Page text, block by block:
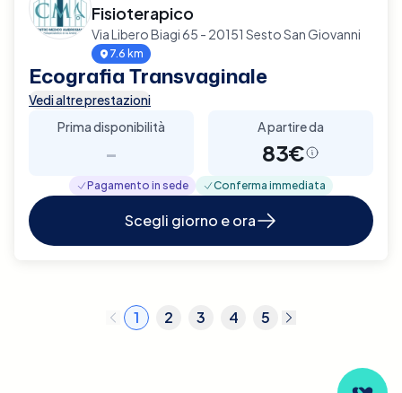
Fisioterapico
Via Libero Biagi 65 - 20151 Sesto San Giovanni
7.6 km
Ecografia Transvaginale
Vedi altre prestazioni
Prima disponibilità
-
A partire da
83€
Pagamento in sede Conferma immediata
Scegli giorno e ora
1 2 3 4 5